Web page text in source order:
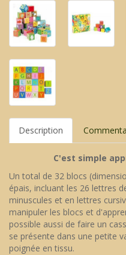
Description
C'est simple
Un total de 32 blocs
épais, incluant les 26 lettres
minuscules et en lettres
manipuler les blocs et
possible aussi de faire un
se présente dans une petite
poignée en tissu.